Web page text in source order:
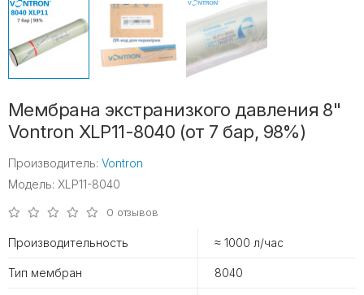
Мембрана экстранизкого давления 8"
Vontron XLP11-8040 (от 7 бар, 98%)
Производитель: Vontron
Модель: XLP11-8040
0 отзывов
Производительность ≈ 1000 л/час
Тип мембран 8040